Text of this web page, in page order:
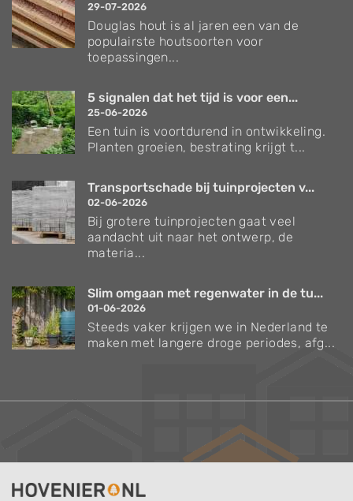
29-07-2026
Douglas hout is al jaren een van de
populairste houtsoorten voor
toepassingen...
5 signalen dat het tijd is voor een...
25-06-2026
Een tuin is voortdurend in ontwikkeling.
Planten groeien, bestrating krijgt t...
Transportschade bij tuinprojecten v...
02-06-2026
Bij grotere tuinprojecten gaat veel
aandacht uit naar het ontwerp, de
materia...
Slim omgaan met regenwater in de tu...
01-06-2026
Steeds vaker krijgen we in Nederland te
maken met langere droge periodes, afg...